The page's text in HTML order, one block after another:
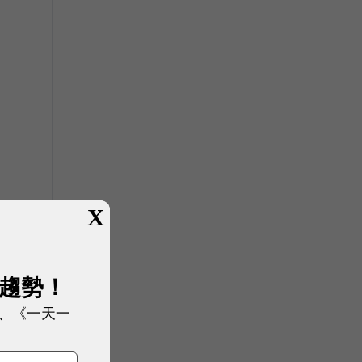
X
勢！
《一天一